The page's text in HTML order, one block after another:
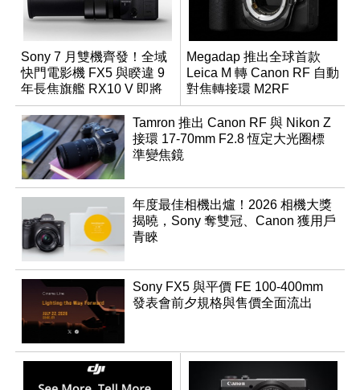
Sony 7 月雙機齊發！全域
快門電影機 FX5 與睽違 9
年長焦旗艦 RX10 V 即將
登場
Megadap 推出全球首款
Leica M 轉 Canon RF 自動
對焦轉接環 M2RF
Tamron 推出 Canon RF 與 Nikon Z
接環 17-70mm F2.8 恆定大光圈標
準變焦鏡
年度最佳相機出爐！2026 相機大獎
揭曉，Sony 奪雙冠、Canon 獲用戶
青睞
Sony FX5 與平價 FE 100-400mm
發表會前夕規格與售價全面流出